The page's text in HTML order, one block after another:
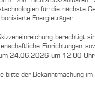
für die nächste
Energieträger.
berechtigt
Einrichtungen
24.06.2026 um 12:00 Uhr
bitte der Bekanntmachung im